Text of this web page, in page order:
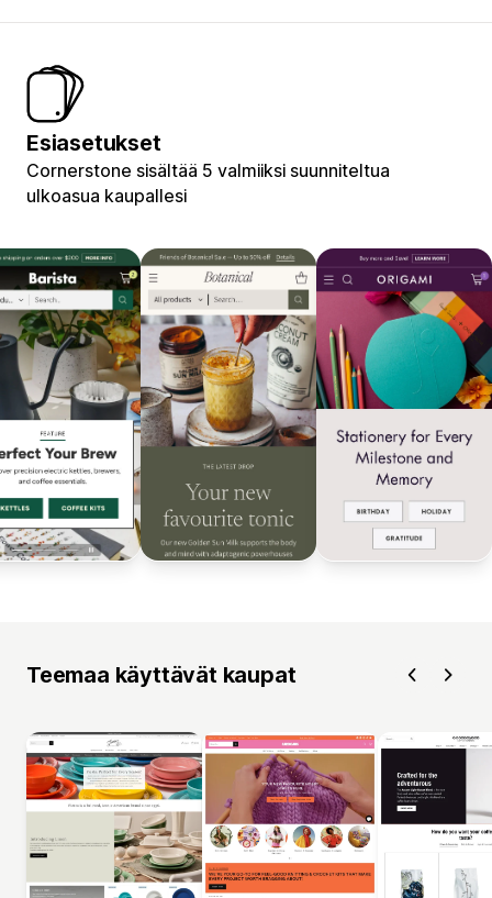
Esiasetukset
Cornerstone sisältää 5 valmiiksi suunniteltua
ulkoasua kaupallesi
Teemaa käyttävät kaupat